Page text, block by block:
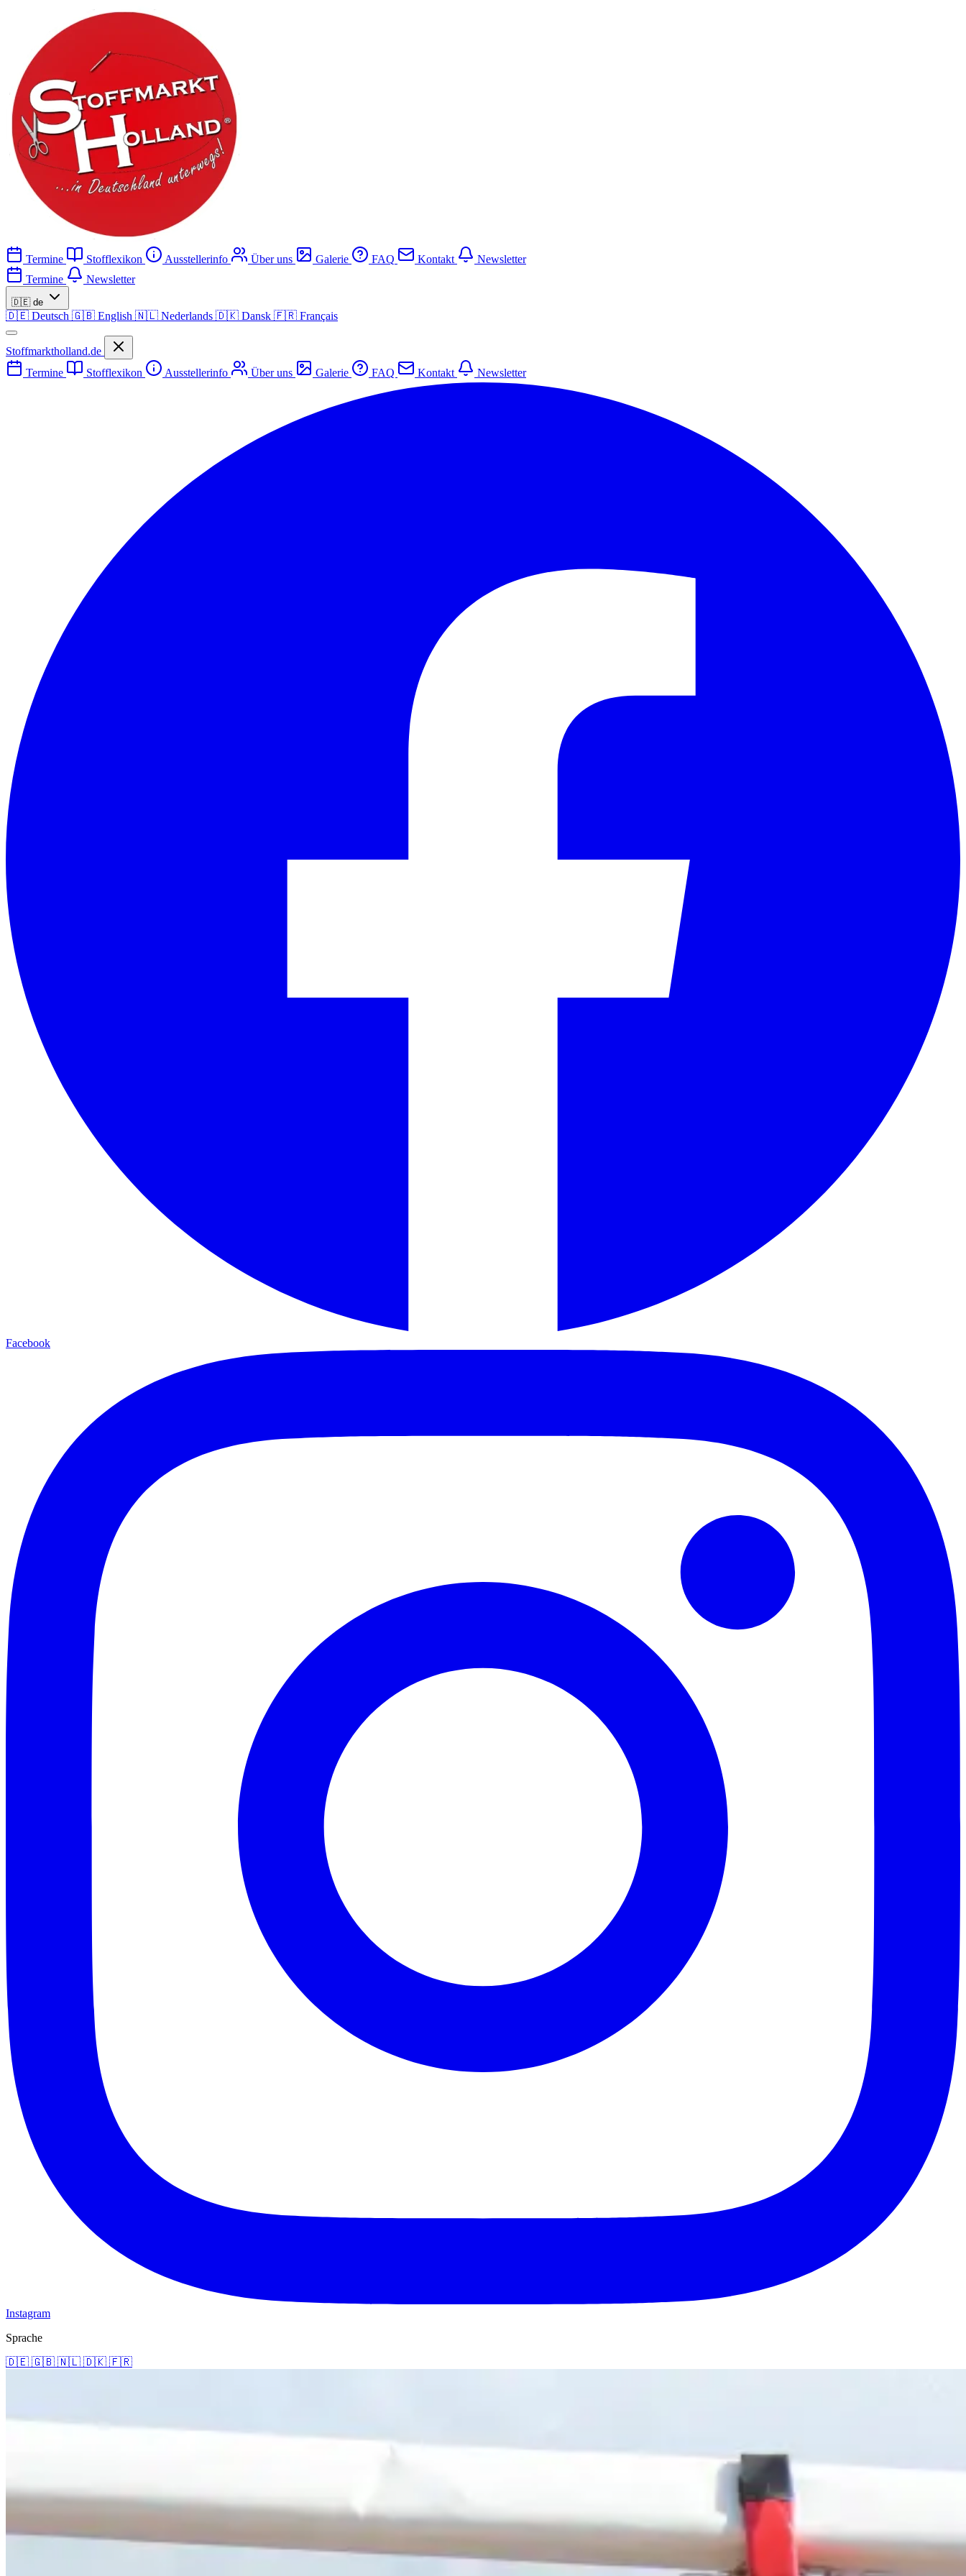
Termine Stofflexikon Ausstellerinfo Über uns Galerie FAQ Kontakt
Newsletter
Termine
Newsletter
🇩🇪 de
🇩🇪 Deutsch 🇬🇧 English 🇳🇱 Nederlands 🇩🇰 Dansk 🇫🇷 Français
Stoffmarktholland.de
Termine
Stofflexikon Ausstellerinfo Über uns Galerie FAQ Kontakt Newsletter
Facebook
Instagram
Sprache
🇩🇪 🇬🇧 🇳🇱 🇩🇰 🇫🇷